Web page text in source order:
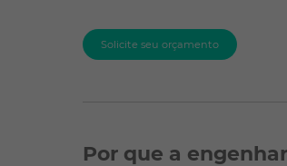
Solicite seu orçamento
Por que a